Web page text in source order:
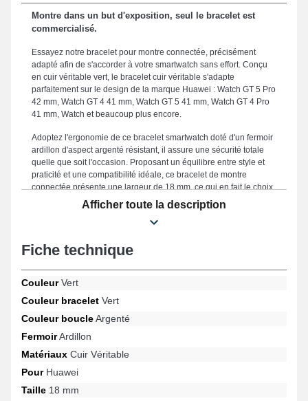
Montre dans un but d'exposition, seul le bracelet est
commercialisé.
Essayez notre bracelet pour montre connectée, précisément
adapté afin de s'accorder à votre smartwatch sans effort. Conçu
en cuir véritable vert, le bracelet cuir véritable s'adapte
parfaitement sur le design de la marque Huawei : Watch GT 5 Pro
42 mm, Watch GT 4 41 mm, Watch GT 5 41 mm, Watch GT 4 Pro
41 mm, Watch et beaucoup plus encore.
Adoptez l'ergonomie de ce bracelet smartwatch doté d'un fermoir
ardillon d'aspect argenté résistant, il assure une sécurité totale
quelle que soit l'occasion. Proposant un équilibre entre style et
praticité et une compatibilité idéale, ce bracelet de montre
connectée présente une largeur de 18 mm, ce qui en fait le choix
parfait pour vos exigences de confort et d'élégance. Solide, ce
bracelet pour smartwatch représente une option parfaite afin d'en
remplacer un endommagé ou démodé. La teinte verte unique de
prestance pratique et sophistiquée de votre garde-temps. Réalisé
afin d'offrir une compatibilité optimale avec les références Watch
Watch GT 4 41 mm, Watch et beaucoup d'autres de la marque
Huawei, cette boucle garantit une boucle ardillon de fabrication
multitude de références compatibles de la marque Huawei, cet
accessoire fusionne style intemporel et polyvalence afin d'assurer
un ajustement précis.
Afficher toute la description
Fiche technique
CouleurVert
Couleur bracelet Vert
Couleur boucleArgenté
FermoirArdillon
Matériaux Cuir Véritable
PourHuawei
Taille 18 mm